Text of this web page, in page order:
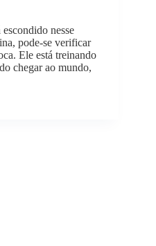
nesse
pode-se verificar
Ele está treinando
chegar ao mundo,